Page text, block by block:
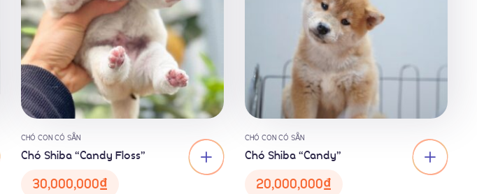
CHÓ CON CÓ SẴN
Chó Shiba “Candy Floss”
30,000,000₫
CHÓ CON CÓ SẴN
Chó Shiba “Candy”
20,000,000₫